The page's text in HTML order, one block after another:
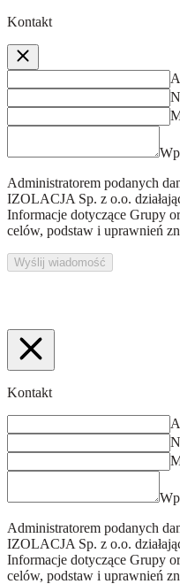
Kontakt
Administratorem podanych
IZOLACJA Sp. z o.o.
Informacje dotyczące Grupy
celów, podstaw i uprawnień
Wyślij wiadomość
Kontakt
Administratorem podanych
IZOLACJA Sp. z o.o.
Informacje dotyczące Grupy
celów, podstaw i uprawnień